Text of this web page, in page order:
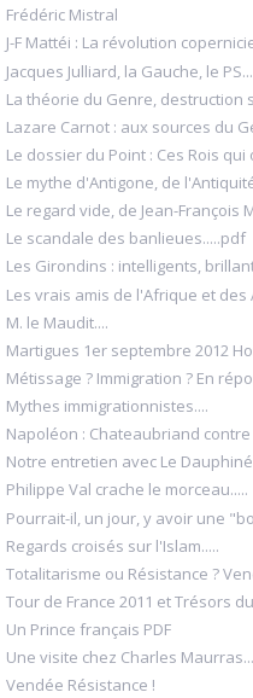
Frédéric Mistral
J-F Mattéi : La révolution
Jacques Julliard, la Gauche, le
La théorie du Genre, destruction
Lazare Carnot : aux sources du
Le dossier du Point : Ces Rois qui
Le mythe d'Antigone, de
Le regard vide, de Jean-François
Le scandale des banlieues.....pdf
Les Girondins : intelligents,
Les vrais amis de l'Afrique et des
M. le Maudit....
Martigues 1er septembre 2012
Métissage ? Immigration ? En
Mythes immigrationnistes....
Napoléon : Chateaubriand contre
Notre entretien avec Le
Philippe Val crache le morceau.....
Pourrait-il, un jour, y avoir une
Regards croisés sur l'Islam.....
Totalitarisme ou Résistance ?
Tour de France 2011 et Trésors
Un Prince français PDF
Une visite chez Charles
Vendée Résistance !